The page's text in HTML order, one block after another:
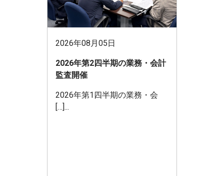
2026年08月05日
2026年第2四半期の業務・会計
監査開催
2026年第1四半期の業務・会
[…]...